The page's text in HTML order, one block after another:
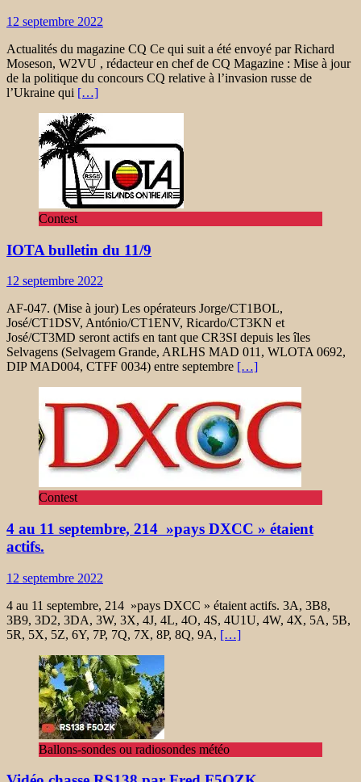
12 septembre 2022
Actualités du magazine CQ Ce qui suit a été envoyé par Richard
Moseson, W2VU , rédacteur en chef de CQ Magazine : Mise à jour
de la politique du concours CQ relative à l’invasion russe de
l’Ukraine qui […]
Contest
IOTA bulletin du 11/9
12 septembre 2022
AF-047. (Mise à jour) Les opérateurs Jorge/CT1BOL,
José/CT1DSV, António/CT1ENV, Ricardo/CT3KN et
José/CT3MD seront actifs en tant que CR3SI depuis les îles
Selvagens (Selvagem Grande, ARLHS MAD 011, WLOTA 0692,
DIP MAD004, CTFF 0034) entre septembre […]
Contest
4 au 11 septembre, 214 »pays DXCC » étaient
actifs.
12 septembre 2022
4 au 11 septembre, 214 »pays DXCC » étaient actifs. 3A, 3B8,
3B9, 3D2, 3DA, 3W, 3X, 4J, 4L, 4O, 4S, 4U1U, 4W, 4X, 5A, 5B,
5R, 5X, 5Z, 6Y, 7P, 7Q, 7X, 8P, 8Q, 9A, […]
Ballons-sondes ou radiosondes météo